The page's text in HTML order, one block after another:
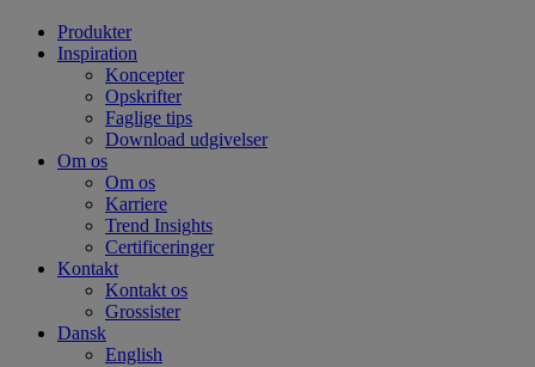
Produkter
Inspiration
Koncepter
Opskrifter
Faglige tips
Download udgivelser
Om os
Om os
Karriere
Trend Insights
Certificeringer
Kontakt
Kontakt os
Grossister
Dansk
English